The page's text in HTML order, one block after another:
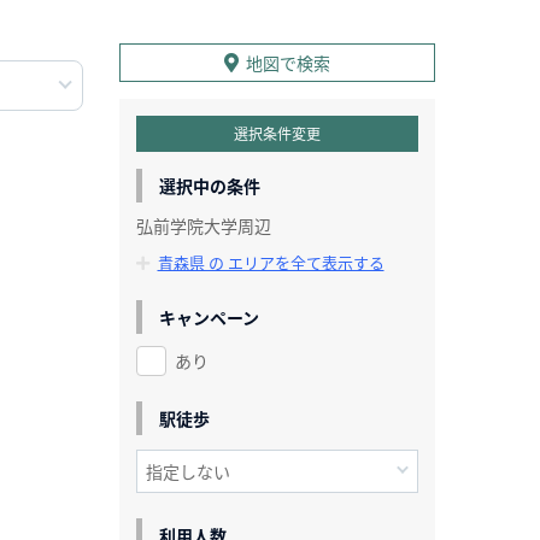
地図で検索
選択条件変更
選択中の条件
弘前学院大学周辺
青森県 の エリアを全て表示する
キャンペーン
あり
駅徒歩
利用人数